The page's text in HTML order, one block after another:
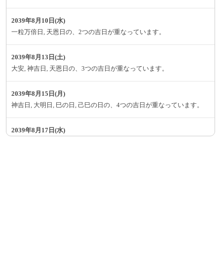
2039年8月10日(水)
一粒万倍日, 天恩日の、2つの吉日が重なっています。
2039年8月13日(土)
大安, 神吉日, 天恩日の、3つの吉日が重なっています。
2039年8月15日(月)
神吉日, 大明日, 巳の日, 己巳の日の、4つの吉日が重なっています。
2039年8月17日(水)